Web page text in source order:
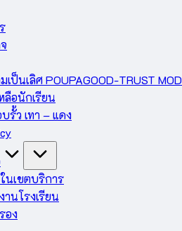
ป็นเลิศ POUPAGOOD-TRUST
ลือนักเรียน
รั้ว เทา – แดง
นเขตบริการ
นโรงเรียน
อง